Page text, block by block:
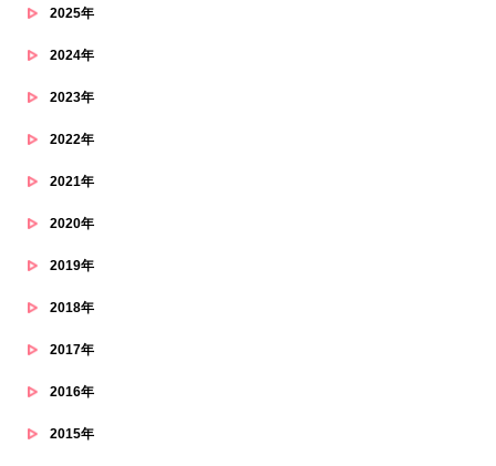
2025年
2024年
2023年
2022年
2021年
2020年
2019年
2018年
2017年
2016年
2015年